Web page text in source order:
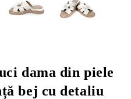
dama din piele
bej cu detaliu